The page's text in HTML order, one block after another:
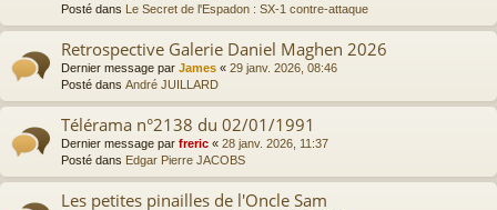
Posté dans Le Secret de l'Espadon : SX-1 contre-attaque
Retrospective Galerie Daniel Maghen 2026
Dernier message par James « 29 janv. 2026, 08:46
Posté dans André JUILLARD
Télérama n°2138 du 02/01/1991
Dernier message par freric « 28 janv. 2026, 11:37
Posté dans Edgar Pierre JACOBS
Les petites pinailles de l'Oncle Sam